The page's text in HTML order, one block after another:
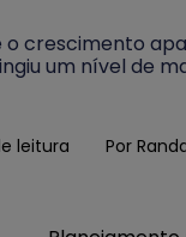
o crescimento
um nível de
leitura Por